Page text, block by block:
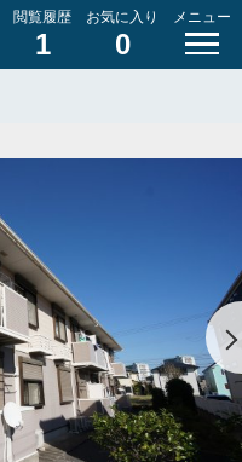
閲覧履歴
1
お気に入り
0
メニュー